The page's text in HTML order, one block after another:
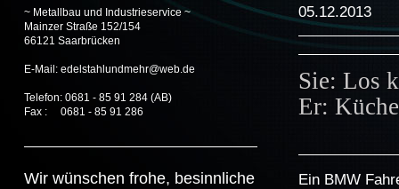
~ Metallbau und Industrieservice ~
Mainzer Straße 152/154
66121 Saarbrücken
E-Mail: edelstahlundmehr@web.de
Telefon: 0681 - 85 91 284 (AB)
Fax : 0681 - 85 91 286
Wir wünschen frohe, besinnliche
05.12.2013
Sie: Los
Er: Küche
Ein BMW